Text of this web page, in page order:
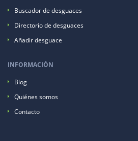
Buscador de desguaces
Directorio de desguaces
Añadir desguace
INFORMACIÓN
Blog
Quiénes somos
Contacto